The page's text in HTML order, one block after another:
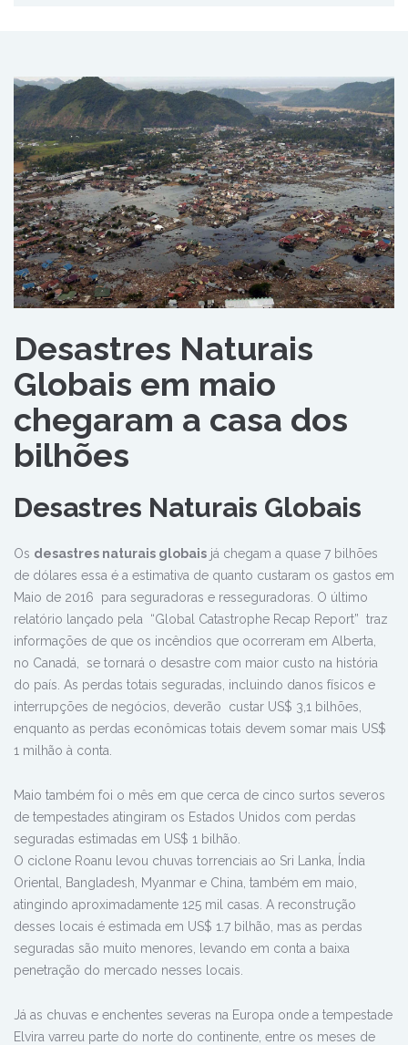
Desastres Naturais
Globais em maio
chegaram a casa dos
bilhões
Desastres Naturais Globais
Os desastres naturais globais já chegam a quase 7 bilhões
de dólares essa é a estimativa de quanto custaram os gastos em
Maio de 2016 para seguradoras e resseguradoras. O último
relatório lançado pela “Global Catastrophe Recap Report” traz
informações de que os incêndios que ocorreram em Alberta,
no Canadá, se tornará o desastre com maior custo na história
do país. As perdas totais seguradas, incluindo danos físicos e
interrupções de negócios, deverão custar US$ 3,1 bilhões,
enquanto as perdas econômicas totais devem somar mais US$
1 milhão à conta.
Maio também foi o mês em que cerca de cinco surtos severos
de tempestades atingiram os Estados Unidos com perdas
seguradas estimadas em US$ 1 bilhão.
O ciclone Roanu levou chuvas torrenciais ao Sri Lanka, Índia
Oriental, Bangladesh, Myanmar e China, também em maio,
atingindo aproximadamente 125 mil casas. A reconstrução
desses locais é estimada em US$ 1.7 bilhão, mas as perdas
seguradas são muito menores, levando em conta a baixa
penetração do mercado nesses locais.
Já as chuvas e enchentes severas na Europa onde a tempestade
Elvira varreu parte do norte do continente, entre os meses de